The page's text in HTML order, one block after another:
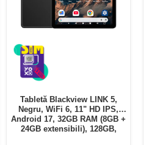
Tabletă Blackview LINK 5,
Negru, WiFi 6, 11" HD IPS,
Android 17, 32GB RAM (8GB +
24GB extensibili), 128GB,